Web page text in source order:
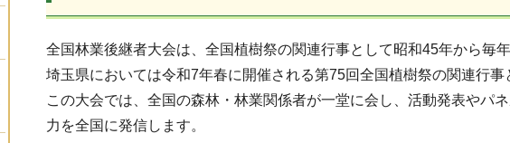
全国林業後継者大会は、全国植樹祭の関連行事として昭和45年から毎
埼玉県においては令和7年春に開催される第75回全国植樹祭の関連行事
この大会では、全国の森林・林業関係者が一堂に会し、活動発表やパ
力を全国に発信します。